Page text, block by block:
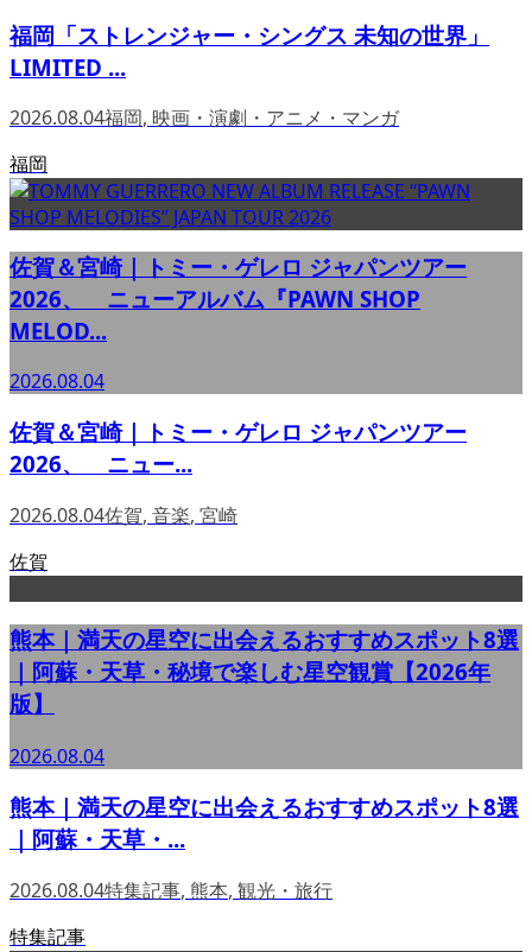
福岡「ストレンジャー・シングス 未知の世界」
LIMITED ...
2026.08.04福岡, 映画・演劇・アニメ・マンガ
福岡
佐賀＆宮崎｜トミー・ゲレロ ジャパンツアー
2026、 ニューアルバム『PAWN SHOP
MELOD...
2026.08.04
佐賀＆宮崎｜トミー・ゲレロ ジャパンツアー
2026、 ニュー...
2026.08.04佐賀, 音楽, 宮崎
佐賀
熊本｜満天の星空に出会えるおすすめスポット8選
｜阿蘇・天草・秘境で楽しむ星空観賞【2026年
版】
2026.08.04
熊本｜満天の星空に出会えるおすすめスポット8選
｜阿蘇・天草・...
2026.08.04特集記事, 熊本, 観光・旅行
特集記事